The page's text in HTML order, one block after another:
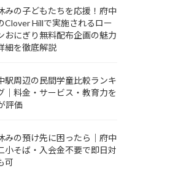
みの子どもたちを応援！府中
Clover Hillで実施されるロー
おにぎり無料配布企画の魅力
細を徹底解説
駅周辺の民間学童比較ランキ
｜料金・サービス・教育力を
評価
みの預け先に困ったら｜府中
小そば・入会金不要で即日対
可